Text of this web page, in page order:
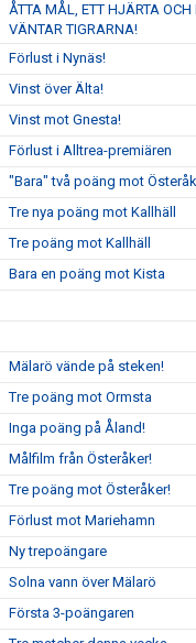
ÅTTA MÅL, ETT HJÄRTA
VÄNTAR TIGRARNA!
Förlust i Nynäs!
Vinst över Älta!
Vinst mot Gnesta!
Förlust i Alltrea-premiären
"Bara" två poäng mot
Tre nya poäng mot Kallhäll
Tre poäng mot Kallhäll
Bara en poäng mot Kista
Mälarö vände på steken!
Tre poäng mot Ormsta
Inga poäng på Åland!
Målfilm från Österåker!
Tre poäng mot Österåker!
Förlust mot Mariehamn
Ny trepoängare
Solna vann över Mälarö
Första 3-poängaren